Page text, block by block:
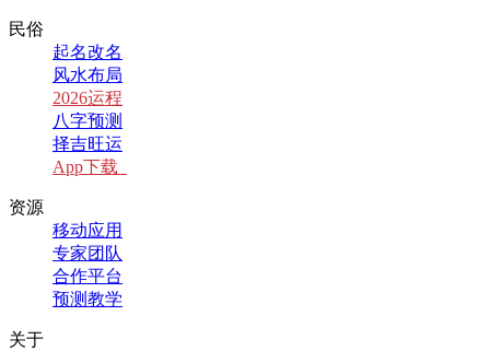
民俗
起名改名
风水布局
2026运程
八字预测
择吉旺运
App下载
资源
移动应用
专家团队
合作平台
预测教学
关于